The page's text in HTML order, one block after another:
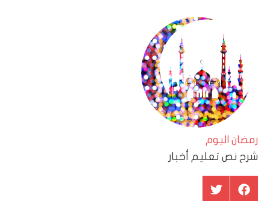
رمضان اليوم
شرح نص تعليم أخبار
عنصر
عنصر